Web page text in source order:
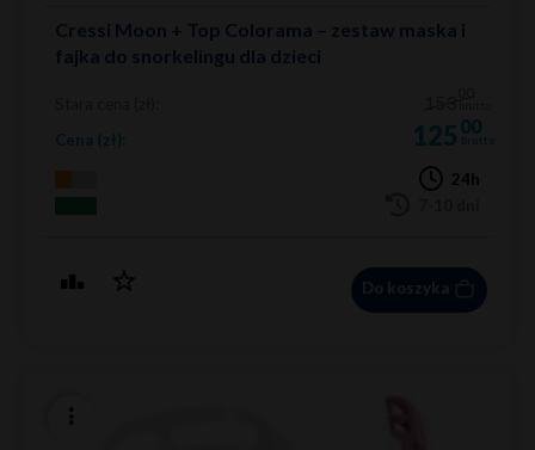
Cressi Moon + Top Colorama – zestaw maska i
fajka do snorkelingu dla dzieci
Cena (zł): 125 00
brutto
24h
Do koszyka